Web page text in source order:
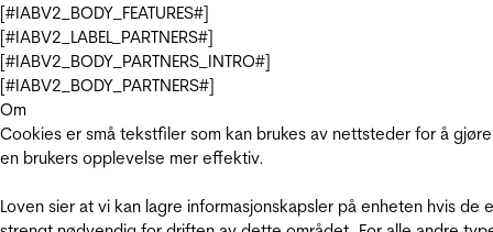
[#IABV2_BODY_FEATURES#]
[#IABV2_LABEL_PARTNERS#]
[#IABV2_BODY_PARTNERS_INTRO#]
[#IABV2_BODY_PARTNERS#]
Om
Cookies er små tekstfiler som kan brukes av nettsteder for å gjøre
en brukers opplevelse mer effektiv.
Loven sier at vi kan lagre informasjonskapsler på enheten hvis de